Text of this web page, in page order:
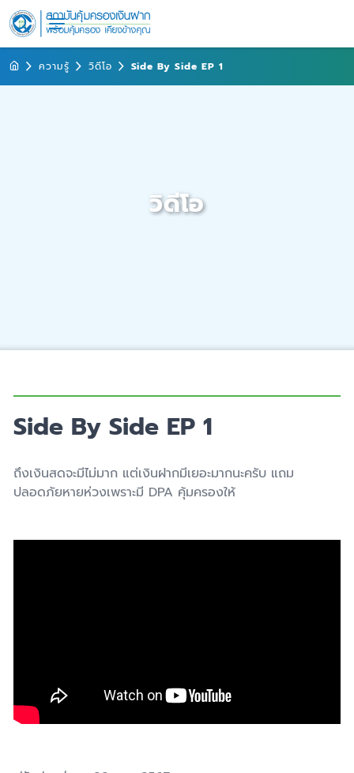
ความรู้ วิดีโอ Side By Side EP 1
วิดีโอ
Side By Side EP 1
ถึงเงินสดจะมีไม่มาก แต่เงินฝากมีเยอะมากนะครับ แถม
ปลอดภัยหายห่วงเพราะมี DPA คุ้มครองให้